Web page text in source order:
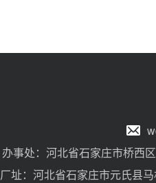
办事处：河北省石家庄市桥西
厂址：河北省石家庄市元氏县